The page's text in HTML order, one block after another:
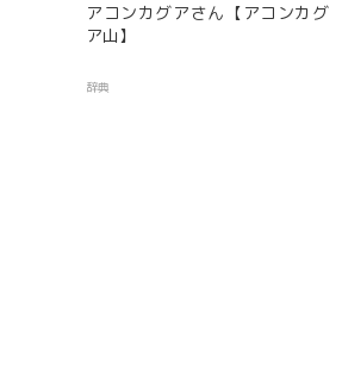
アコンカグアさん【アコンカグ
ア山】
辞典